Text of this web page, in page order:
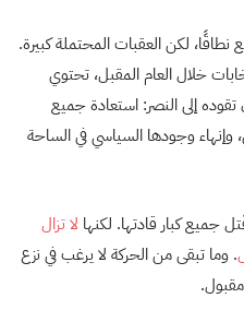
لكن العقبات المحتملة كبيرة.
خلال العام المقبل، تحتوي
إلى النصر: استعادة جميع
وإنهاء وجودها السياسي في الساحة
جميع كبار قادتها. لكنها لا تزال
. وما تبقى من الحركة لا يرغب في نزع